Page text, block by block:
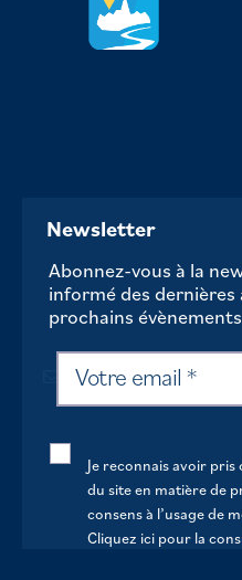
Newsletter
Abonnez-vous à la
informé des
prochains évènements
Je reconnais avoir
du site en matière de
consens à l’usage de
Cliquez ici pour la